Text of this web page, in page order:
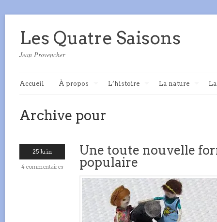
Les Quatre Saisons
Jean Provencher
Accueil À propos L’histoire La nature
Archive pour
25 Juin
4 commentaires
Une toute nouvelle
populaire